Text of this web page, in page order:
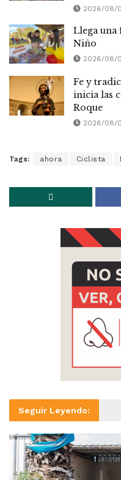
2026/08/
Llega una
Niño
2026/08/
Fe y
inicia las
Roque
2026/08/
Tags: ahora Ciclista
Seguir Leyendo: